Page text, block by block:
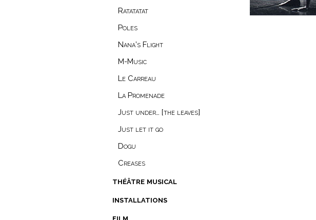
film
installations
théâtre musical
Creases
Dogu
Just let it go
Just under… [the leaves]
La Promenade
Le Carreau
M-Music
Nana’s Flight
Poles
Ratatatat